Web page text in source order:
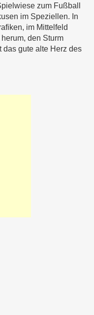
zum Fußball
im Speziellen. In
im Mittelfeld
den Sturm
das gute alte Herz des